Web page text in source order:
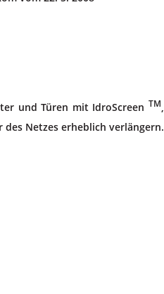
und Türen mit IdroScreen TM
Netzes erheblich verlängern.